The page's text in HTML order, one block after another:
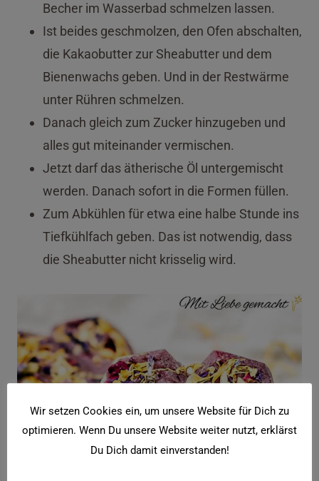
Becher im Wasserbad schmelzen lassen.
Ist beides geschmolzen, den Ofen abschalten,
die Kakaobutter zur Sheabutter und dem
Bienenwachs geben. Und in der Restwärme
unter Rühren schmelzen.
Danach gleich zum Zucker hinzugeben und
alles gut miteinander vermischen.
Jetzt darf das ätherische Öl untergemischt
werden. Danach sofort in die Formen füllen.
Zum Abkühlen für etwa eine halbe Stunde ins
Tiefkühlfach geben. Das ist notwendig, dass
die Sheabutter nicht krisselig wird.
Wir setzen Cookies ein, um unsere Website für Dich zu
optimieren. Wenn Du unsere Website weiter nutzt, erklärst
Du Dich damit einverstanden!